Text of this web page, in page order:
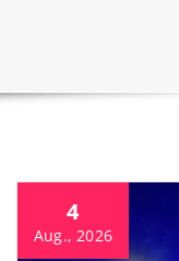
4
Aug., 2026